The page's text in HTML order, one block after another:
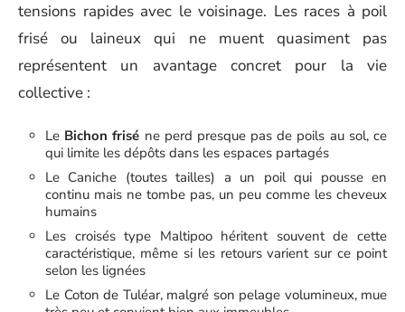
tensions rapides avec le voisinage. Les races à poil
frisé ou laineux qui ne muent quasiment pas
représentent un avantage concret pour la vie
collective :
Le Bichon frisé ne perd presque pas de poils au sol, ce
qui limite les dépôts dans les espaces partagés
Le Caniche (toutes tailles) a un poil qui pousse en
continu mais ne tombe pas, un peu comme les cheveux
humains
Les croisés type Maltipoo héritent souvent de cette
caractéristique, même si les retours varient sur ce point
selon les lignées
Le Coton de Tuléar, malgré son pelage volumineux, mue